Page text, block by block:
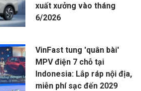
xuất xưởng vào tháng
6/2026
VinFast tung 'quân bài'
MPV điện 7 chỗ tại
Indonesia: Lắp ráp nội địa,
miễn phí sạc đến 2029